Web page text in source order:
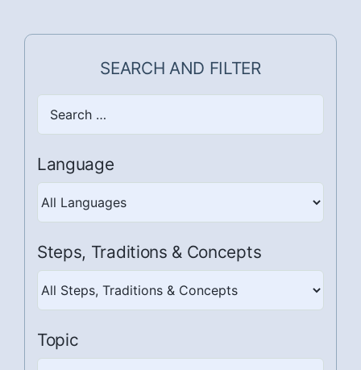
SEARCH AND FILTER
Language
Steps, Traditions & Concepts
Traditions
Concepts
Topic